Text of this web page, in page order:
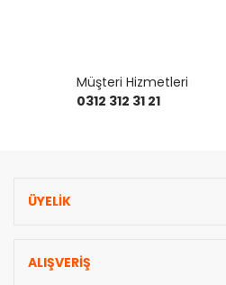
Müşteri Hizmetleri
0312 312 31 21
ÜYELİK
ALIŞVERİŞ